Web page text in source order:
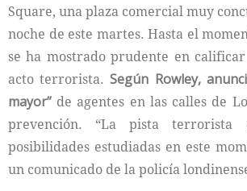
Square, una plaza comercial muy
noche de este martes. Hasta el
se ha mostrado prudente en
acto terrorista.Según Rowley,
mayor” de agentes en las calles de
prevención. “La pista
posibilidades estudiadas en este
un comunicado de la policía